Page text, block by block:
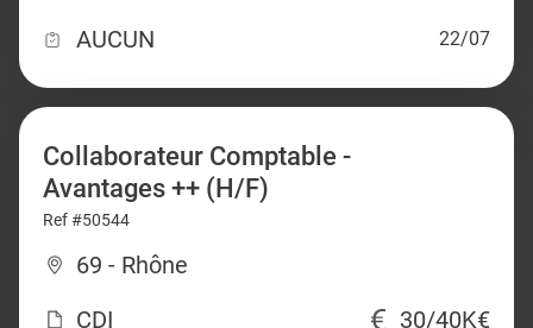
AUCUN
22/07
Collaborateur Comptable -
Avantages ++ (H/F)
Ref #50544
69 - Rhône
CDI
30/40K€